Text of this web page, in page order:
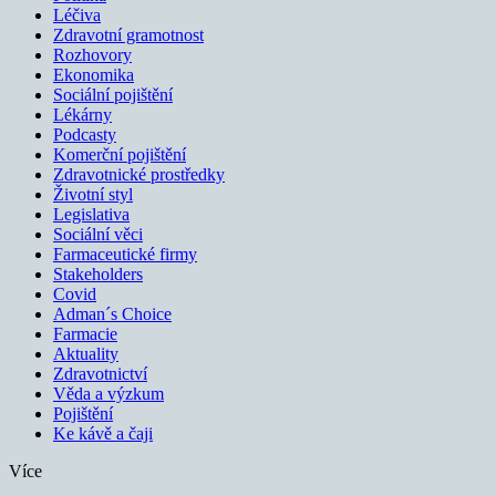
Léčiva
Zdravotní gramotnost
Rozhovory
Ekonomika
Sociální pojištění
Lékárny
Podcasty
Komerční pojištění
Zdravotnické prostředky
Životní styl
Legislativa
Sociální věci
Farmaceutické firmy
Stakeholders
Covid
Adman´s Choice
Farmacie
Aktuality
Zdravotnictví
Věda a výzkum
Pojištění
Ke kávě a čaji
Více